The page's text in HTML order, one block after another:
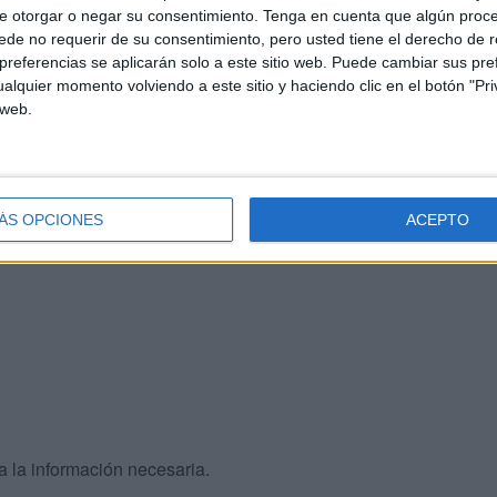
otorgar o negar su consentimiento. Tenga en cuenta que algún
no requerir de su consentimiento, pero usted tiene el derecho de
se aplicarán solo a este sitio web. Puede cambiar sus
momento volviendo a este sitio y haciendo clic en el botón
OPCIONES ACEPTO
de mayo de 2025, siendo el plazo de presentación de
al de la publicación de esta resolución en el Boletín
se realizará en los institutos de educación
de las ciudades de Ceuta y Melilla que cada
aspirantes que residan en el extranjero en las
correspondientes quienes determinen el
la información necesaria.